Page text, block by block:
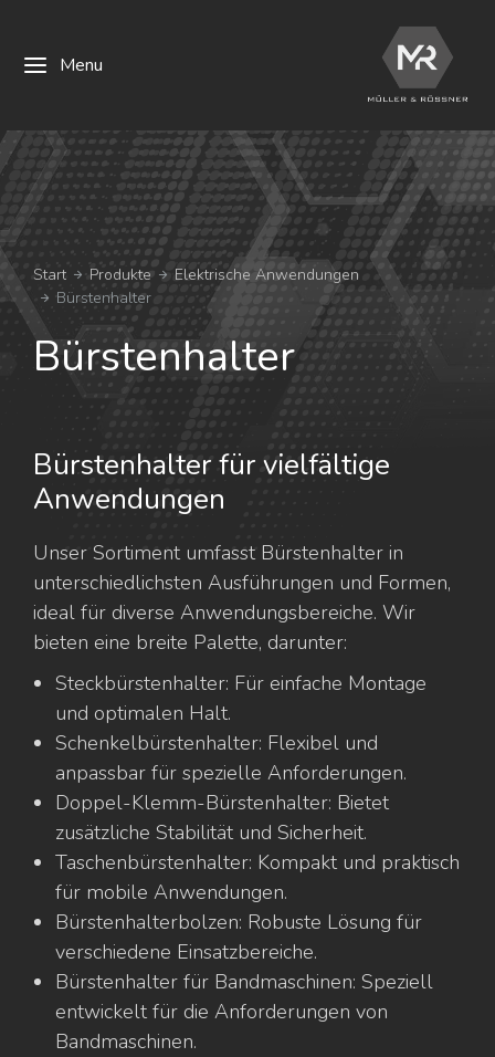
Menu
Sie befinden sich hier:
Start Produkte
Elektrische Anwendungen
Bürstenhalter
Bürstenhalter
Bürstenhalter für vielfältige
Anwendungen
Unser Sortiment umfasst Bürstenhalter in
unterschiedlichsten Ausführungen und Formen,
ideal für diverse Anwendungsbereiche. Wir
bieten eine breite Palette, darunter:
Steckbürstenhalter: Für einfache Montage
und optimalen Halt.
Schenkelbürstenhalter: Flexibel und
anpassbar für spezielle Anforderungen.
Doppel-Klemm-Bürstenhalter: Bietet
zusätzliche Stabilität und Sicherheit.
Taschenbürstenhalter: Kompakt und praktisch
für mobile Anwendungen.
Bürstenhalterbolzen: Robuste Lösung für
verschiedene Einsatzbereiche.
Bürstenhalter für Bandmaschinen: Speziell
entwickelt für die Anforderungen von
Bandmaschinen.